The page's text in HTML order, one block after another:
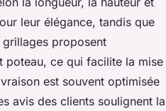
leur élégance, tandis que
proposent
poteau, ce qui facilite la mise
est souvent optimisée
avis des clients soulignent la